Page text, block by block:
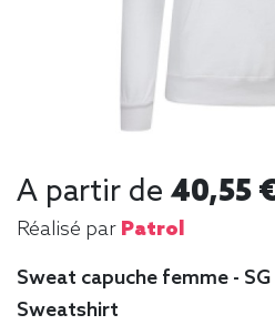
A partir de 40,55
Réalisé par Patrol
Sweat capuche femme -
Sweatshirt